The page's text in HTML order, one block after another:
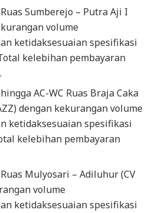
Sumberejo – Putra Aji I
volume
ketidaksesuaian spesifikasi
kelebihan pembayaran
AC-WC Ruas Braja Caka
dengan kekurangan volume
ketidaksesuaian spesifikasi
kelebihan pembayaran
Mulyosari – Adiluhur (CV
volume
ketidaksesuaian spesifikasi